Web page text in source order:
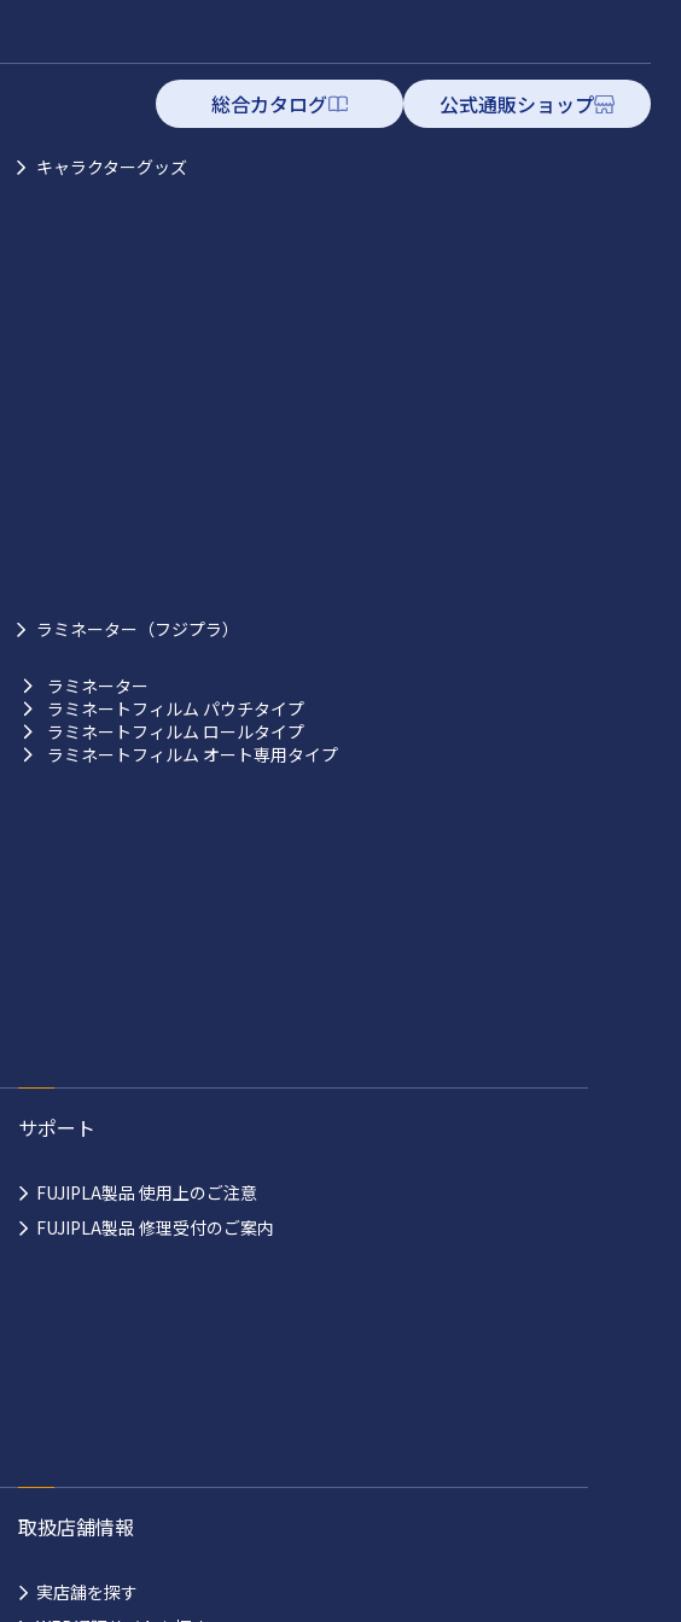
総合カタログ 公式通販ショップ
キャラクターグッズ
ラミネーター（フジプラ）
ラミネーター
ラミネートフィルム パウチタイプ
ラミネートフィルム ロールタイプ
ラミネートフィルム オート専用タイプ
サポート
FUJIPLA製品 使用上のご注意
FUJIPLA製品 修理受付のご案内
取扱店舗情報
実店舗を探す